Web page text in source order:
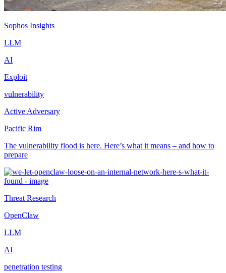
Sophos Insights
LLM
AI
Exploit
vulnerability
Active Adversary
Pacific Rim
The vulnerability flood is here. Here’s what it means – and how to
prepare
Threat Research
OpenClaw
LLM
AI
penetration testing